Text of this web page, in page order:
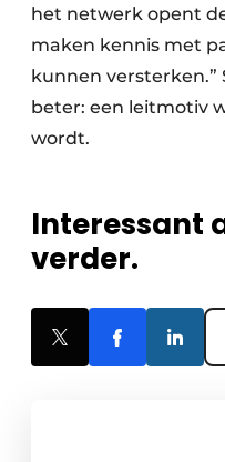
het netwerk opent
maken kennis met
kunnen versterken.”
beter: een leitmotiv
wordt.
Interessant
verder.